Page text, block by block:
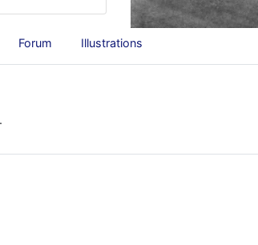
Forum Illustrations